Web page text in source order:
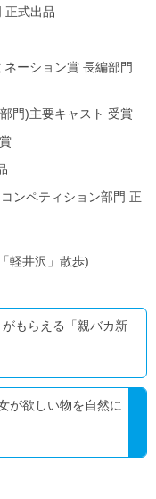
正式出品
ネーション賞 長編部門
門)主要キャスト 受賞
ンペティション部門 正
軽井沢」散歩)
もらえる「親バカ新
が欲しい物を自然に